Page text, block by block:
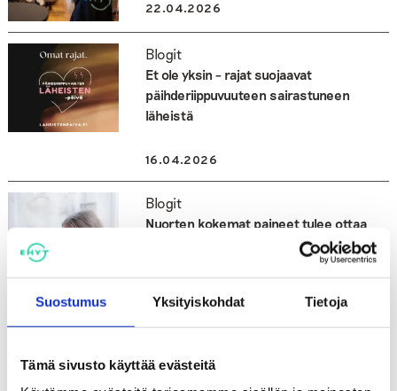
Suostumus Yksityiskohdat Tietoja
Tämä sivusto käyttää evästeitä
22.04.2026
Blogit
Et ole yksin – rajat suojaavat
päihderiippuvuuteen sairastuneen
läheistä
16.04.2026
Blogit
Nuorten kokemat paineet tulee ottaa
Blogit